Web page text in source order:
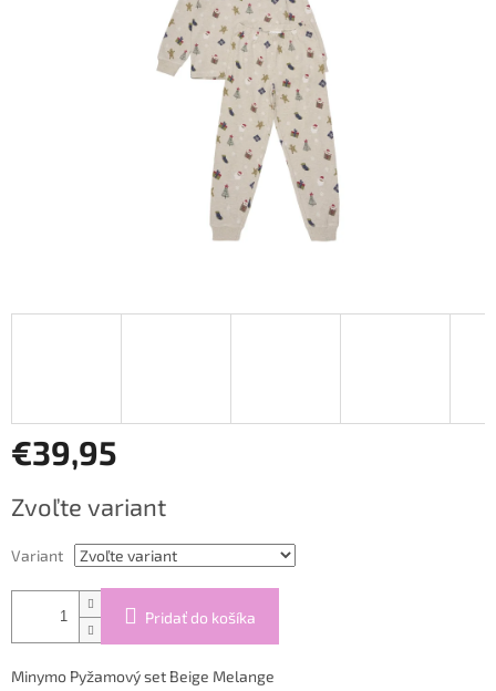
€39,95
cena:
Zvoľte variant
Variant
Pridať do košíka
Minymo Pyžamový set Beige Melange